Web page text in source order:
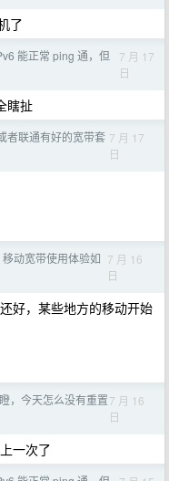
了
能正常 ping 通，但
7 月 17
日
瞎扯
者联通有好的宽带套 7 月 17
日
动宽带使用体验如 7 月 16
日
好，某些地方的移动开始
，今天怎么没有重置7 月 16
日
一次了